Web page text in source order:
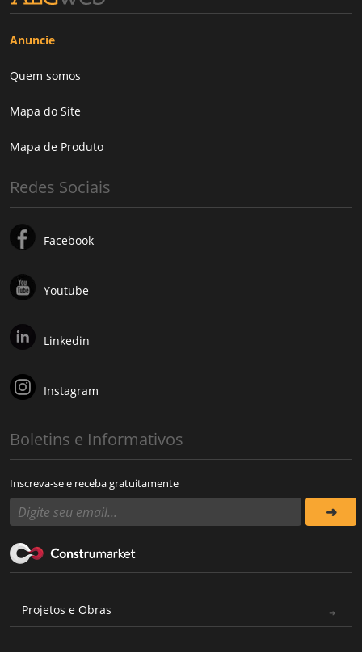
Anuncie
Quem somos
Mapa do Site
Mapa de Produto
Redes Sociais
Facebook
Youtube
Linkedin
Instagram
Boletins e Informativos
Inscreva-se e receba gratuitamente
Projetos e Obras